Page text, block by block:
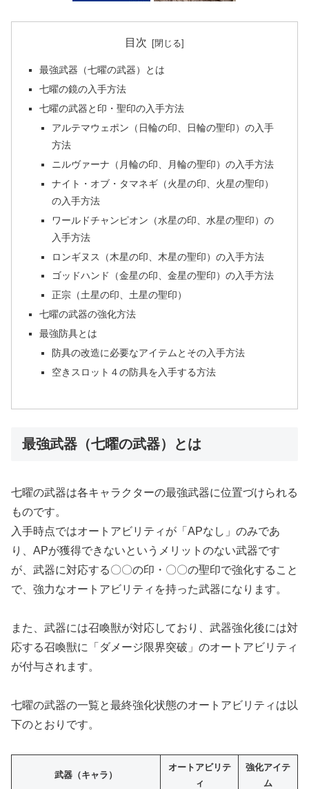
目次
最強武器（七曜の武器）とは
七曜の鏡の入手方法
七曜の武器と印・聖印の入手方法
アルテマウェポン（日輪の印、日輪の聖印）の入手
方法
ニルヴァーナ（月輪の印、月輪の聖印）の入手方法
ナイト・オブ・タマネギ（火星の印、火星の聖印）
の入手方法
ワールドチャンピオン（水星の印、水星の聖印）の
入手方法
ロンギヌス（木星の印、木星の聖印）の入手方法
ゴッドハンド（金星の印、金星の聖印）の入手方法
正宗（土星の印、土星の聖印）
七曜の武器の強化方法
最強防具とは
防具の改造に必要なアイテムとその入手方法
空きスロット４の防具を入手する方法
最強武器（七曜の武器）とは
七曜の武器は各キャラクターの最強武器に位置づけられる
ものです。
入手時点ではオートアビリティが「APなし」のみであ
り、APが獲得できないというメリットのない武器です
が、武器に対応する〇〇の印・〇〇の聖印で強化すること
で、強力なオートアビリティを持った武器になります。
また、武器には召喚獣が対応しており、武器強化後には対
応する召喚獣に「ダメージ限界突破」のオートアビリティ
が付与されます。
七曜の武器の一覧と最終強化状態のオートアビリティは以
下のとおりです。
武器（キャラ）
オートアビリテ
ィ
強化アイテ
ム